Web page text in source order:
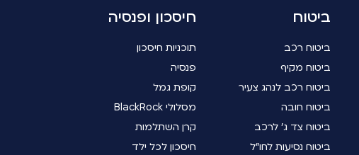
ביטוח
ביטוח רכב
ביטוח מקיף
ביטוח רכב לנהג צעיר
ביטוח חובה
ביטוח צד ג' לרכב
ביטוח נסיעות לחו"ל
חיסכון ופנסיה
תוכניות חיסכון
פנסיה
קופת גמל
מסלולי BlackRock
קרן השתלמות
חיסכון לכל ילד